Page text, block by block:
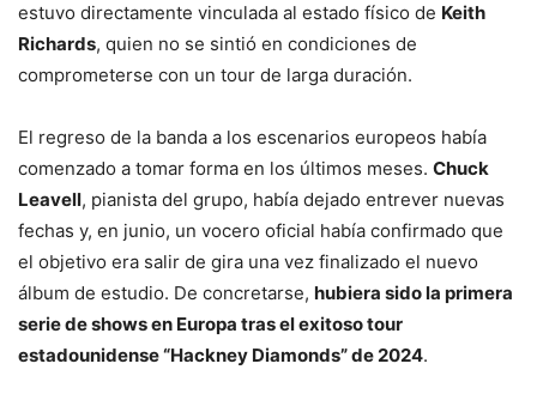
estuvo directamente vinculada al estado físico de Keith
Richards, quien no se sintió en condiciones de
comprometerse con un tour de larga duración.
El regreso de la banda a los escenarios europeos había
comenzado a tomar forma en los últimos meses. Chuck
Leavell, pianista del grupo, había dejado entrever nuevas
fechas y, en junio, un vocero oficial había confirmado que
el objetivo era salir de gira una vez finalizado el nuevo
álbum de estudio. De concretarse, hubiera sido la primera
serie de shows en Europa tras el exitoso tour
estadounidense “Hackney Diamonds” de 2024.